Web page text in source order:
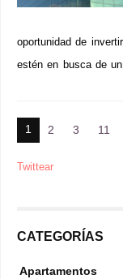
oportunidad de
estén en busca de
1 2 3 11
Twittear
CATEGORÍAS
Apartamentos